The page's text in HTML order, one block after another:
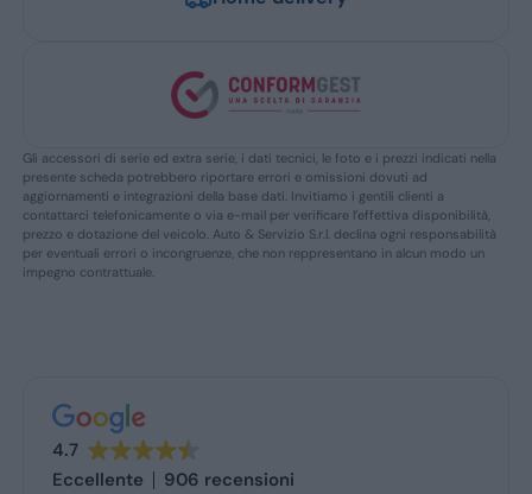
Gli accessori di serie ed extra serie, i dati tecnici, le foto e i prezzi indicati nella
presente scheda potrebbero riportare errori e omissioni dovuti ad
aggiornamenti e integrazioni della base dati. Invitiamo i gentili clienti a
contattarci telefonicamente o via e-mail per verificare l’effettiva disponibilità,
prezzo e dotazione del veicolo. Auto & Servizio S.r.l. declina ogni responsabilità
per eventuali errori o incongruenze, che non reppresentano in alcun modo un
impegno contrattuale.
4.7
Eccellente
906 recensioni